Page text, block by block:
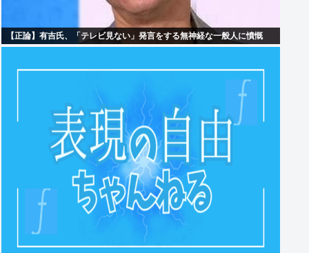
【正論】有吉氏、「テレビ見ない」発言をする無神経な一般人に憤慨